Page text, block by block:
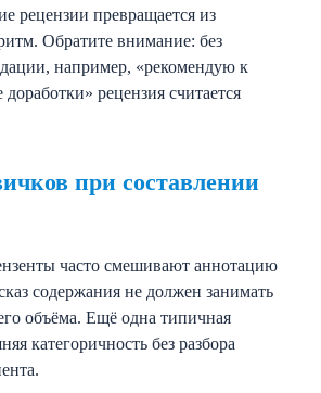
рецензии превращается из
Обратите внимание: без
например, «рекомендую к
рецензия считается
при составлении
часто смешивают аннотацию
содержания не должен занимать
объёма. Ещё одна типичная
категоричность без разбора